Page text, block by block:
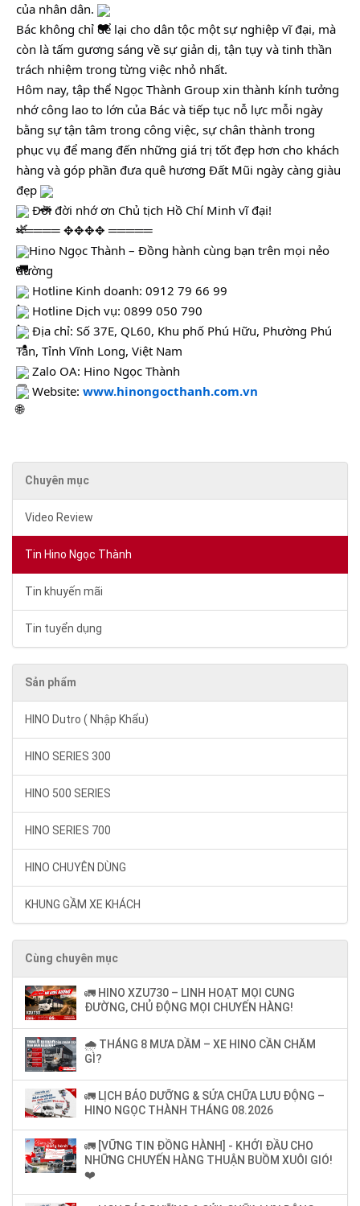
của nhân dân.
Bác không chỉ để lại cho dân tộc một sự nghiệp vĩ đại, mà
còn là tấm gương sáng về sự giản dị, tận tụy và tinh thần
trách nhiệm trong từng việc nhỏ nhất.
Hôm nay, tập thể Ngọc Thành Group xin thành kính tưởng
nhớ công lao to lớn của Bác và tiếp tục nỗ lực mỗi ngày
bằng sự tận tâm trong công việc, sự chân thành trong
phục vụ để mang đến những giá trị tốt đẹp hơn cho khách
hàng và góp phần đưa quê hương Đất Mũi ngày càng giàu
đẹp
Đời đời nhớ ơn Chủ tịch Hồ Chí Minh vĩ đại!
═════ ✥✥✥✥ ═════
Hino Ngọc Thành – Đồng hành cùng bạn trên mọi nẻo
đường
Hotline Kinh doanh: 0912 79 66 99
Hotline Dịch vụ: 0899 050 790
Địa chỉ: Số 37E, QL60, Khu phố Phú Hữu, Phường Phú
Tân, Tỉnh Vĩnh Long, Việt Nam
Zalo OA: Hino Ngọc Thành
Website: www.hinongocthanh.com.vn
Chuyên mục
Video Review
Tin Hino Ngọc Thành
Tin khuyến mãi
Tin tuyển dụng
Sản phẩm
HINO Dutro ( Nhập Khẩu)
HINO SERIES 300
HINO 500 SERIES
HINO SERIES 700
HINO CHUYÊN DÙNG
KHUNG GẦM XE KHÁCH
Cùng chuyên mục
🚛 HINO XZU730 – LINH HOẠT MỌI CUNG
ĐƯỜNG, CHỦ ĐỘNG MỌI CHUYẾN HÀNG!
🌧️ THÁNG 8 MƯA DẦM – XE HINO CẦN CHĂM
GÌ?
🚛 LỊCH BẢO DƯỠNG & SỬA CHỮA LƯU ĐỘNG –
HINO NGỌC THÀNH THÁNG 08.2026
🚛 [VỮNG TIN ĐỒNG HÀNH] - KHỞI ĐẦU CHO
NHỮNG CHUYẾN HÀNG THUẬN BUỒM XUÔI GIÓ!
❤️